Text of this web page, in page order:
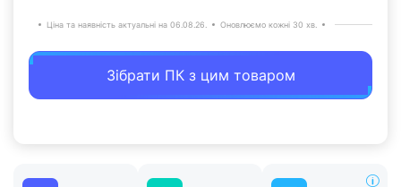
Ціна та наявність актуальні на 06.08.26. Оновлюємо кожні 30 хв.
Зібрати ПК з цим товаром